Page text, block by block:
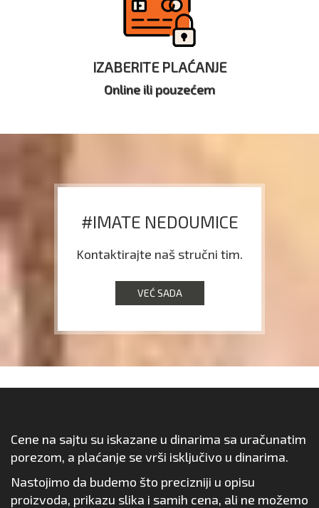
IZABERITE PLAĆANJE
Online ili pouzećem
#IMATE NEDOUMICE
Kontaktirajte naš stručni tim.
VEĆ SADA
Cene na sajtu su iskazane u dinarima sa uračunatim
porezom, a plaćanje se vrši isključivo u dinarima.
Nastojimo da budemo što precizniji u opisu
proizvoda, prikazu slika i samih cena, ali ne možemo